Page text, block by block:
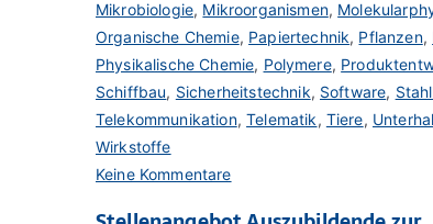
Mikrobiologie, Mikroorganismen,
Organische Chemie, Papiertechnik, Pflanzen,
Physikalische Chemie, Polymere,
Schiffbau, Sicherheitstechnik, Software,
Telekommunikation,Telematik, Tiere,
Wirkstoffe
Keine Kommentarezu